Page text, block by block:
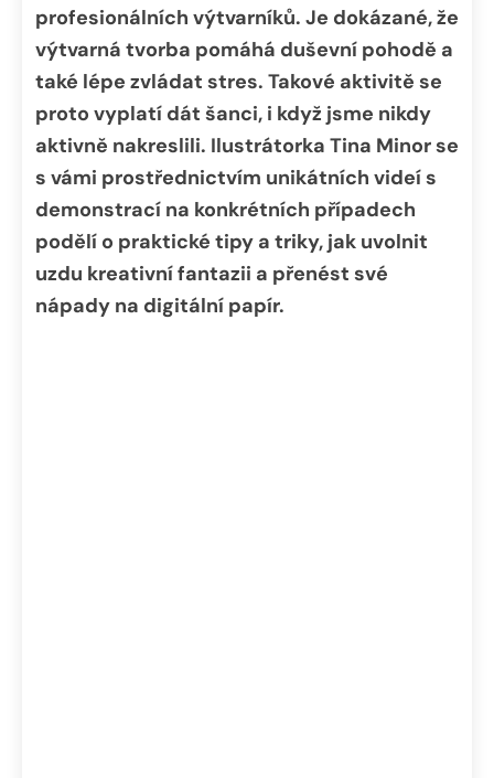
profesionálních výtvarníků. Je dokázané, že
výtvarná tvorba pomáhá duševní pohodě a
také lépe zvládat stres. Takové aktivitě se
proto vyplatí dát šanci, i když jsme nikdy
aktivně nakreslili. Ilustrátorka Tina Minor se
s vámi prostřednictvím unikátních videí s
demonstrací na konkrétních případech
podělí o praktické tipy a triky, jak uvolnit
uzdu kreativní fantazii a přenést své
nápady na digitální papír.